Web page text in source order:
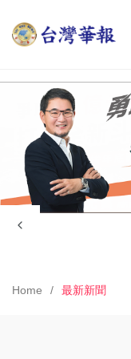
Home 最新新聞